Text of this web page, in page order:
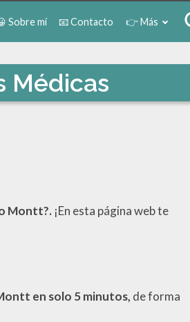
Sobre mí 📧 Contacto 👉 Más
Médicas
Montt?. ¡En esta página web te
en solo 5 minutos, de forma